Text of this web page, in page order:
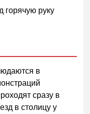
горячую руку
в
сразу в
в столицу у